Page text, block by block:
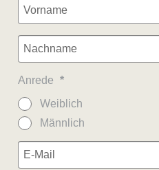
Anrede
Weiblich
Männlich